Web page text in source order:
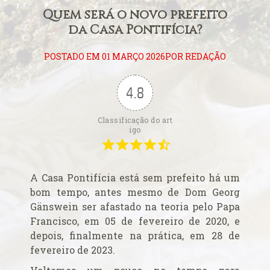
Algumas fotos do Santo Padre no Reino Unido
Altar onde será venerado João Paulo II
Ambientes que favorecem a prática da virtude
Aniversário da proclamação do dogma da Assunção da
Aniversário do Cardeal emérito do Rio de Janeiro
Aniversário do governo do Arcebispo de Olinda e
Anjo da Guarda do Brasil
Anúncio (Kalendas) do Natal do Senhor em 2015
Aprovada beatificação de Irmã Dulce
Ara Dei Christus est!
Arautos do Evangelho e Sucumbíos
Arcebispo brasileiro é o novo Prefeito para os
Quem será o novo prefeito
da Casa Pontifícia?
POSTADO EM 01 MARÇO 2026POR REDAÇÃO
4.8
Classificação do art
igo
A Casa Pontifícia está sem prefeito há um
bom tempo, antes mesmo de Dom Georg
Gänswein ser afastado na teoria pelo Papa
Francisco, em 05 de fevereiro de 2020, e
depois, finalmente na prática, em 28 de
fevereiro de 2023.